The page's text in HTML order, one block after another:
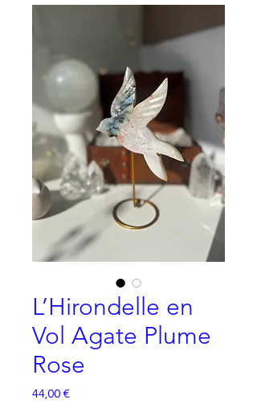
L’Hirondelle en
Vol Agate Plume
Rose
44,00 €Prix